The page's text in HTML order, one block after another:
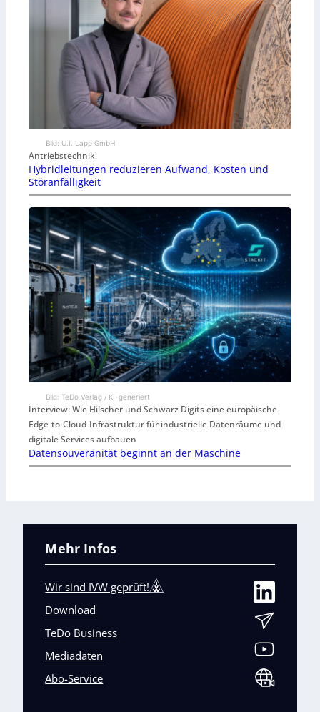
Bild: U.I. Lapp GmbH
Antriebstechnik
Hybridleitungen reduzieren Aufwand, Kosten und
Störanfälligkeit
Bild: TeDo Verlag / KI-generiert
Interview: Wie Hilscher und Schwarz Digits eine europäische
Edge-to-Cloud-Infrastruktur für industrielle Datenräume und
digitale Services aufbauen
Datensouveränität beginnt an der Maschine
Mehr Infos
Wir sind IVW geprüft!
Download
TeDo Business
Mediadaten
Abo-Service